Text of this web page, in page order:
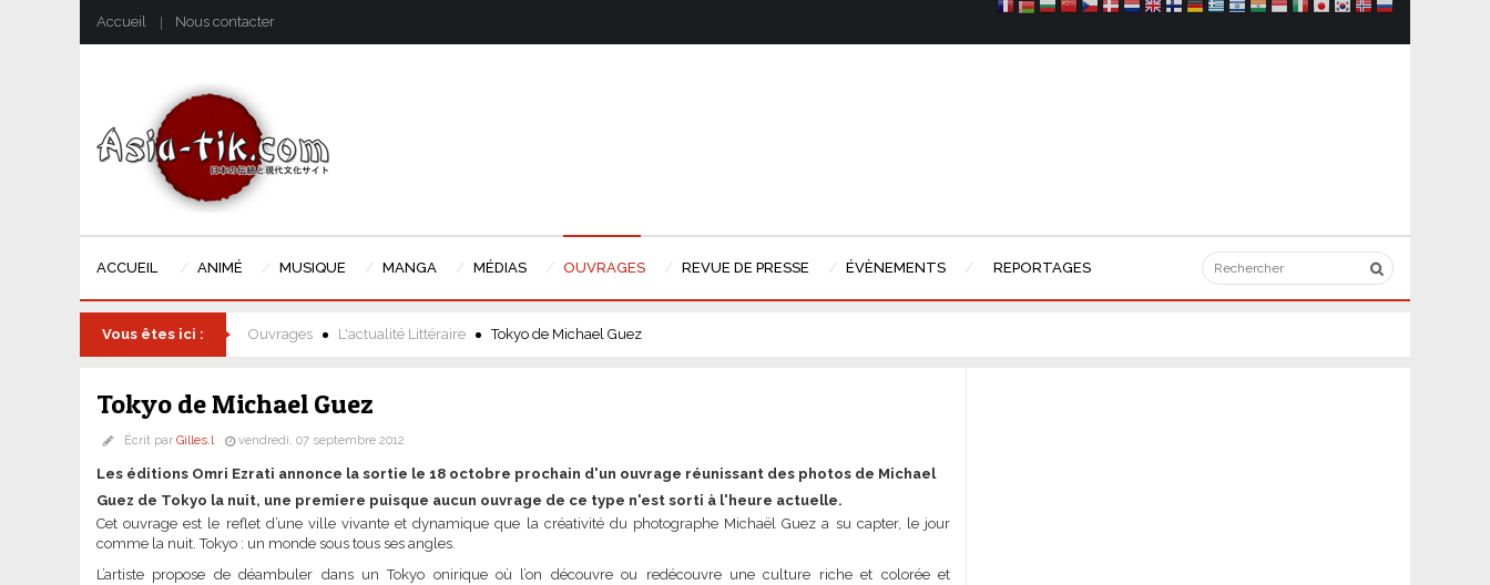
Accueil Nous contacter
ACCUEIL ANIMÉ MUSIQUE MANGA MÉDIAS OUVRAGES REVUE DE PRESSE ÉVÈNEMENTS REPORTAGES
Vous êtes ici : Ouvrages L'actualité Littéraire Tokyo de Michael Guez
Tokyo de Michael Guez
Écrit par Gilles.l vendredi, 07 septembre 2012
Les éditions Omri Ezrati annonce la sortie le 18 octobre prochain d'un ouvrage réunissant des photos de Michael
Guez de Tokyo la nuit, une premiere puisque aucun ouvrage de ce type n'est sorti à l'heure actuelle.
Cet ouvrage est le reflet d’une ville vivante et dynamique que la créativité du photographe Michaël Guez a su capter, le jour
comme la nuit. Tokyo : un monde sous tous ses angles.
L’artiste propose de déambuler dans un Tokyo onirique où l’on découvre ou redécouvre une culture riche et colorée et